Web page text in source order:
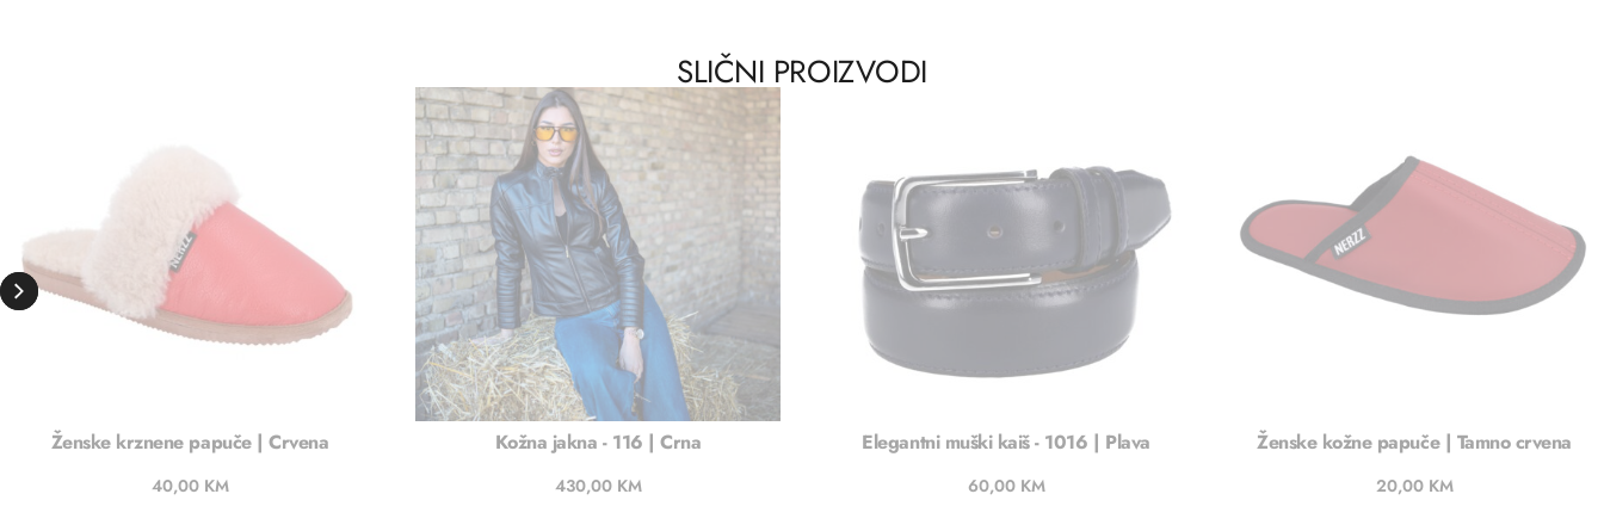
SLIČNI PROIZVODI
Ženske krznene papuče | Crvena
40,00 KM
Kožna jakna - 116 | Crna
430,00 KM
Elegantni muški kaiš - 1016 | Plava
60,00 KM
Ženske kožne papuče | Tamno crvena
20,00 KM